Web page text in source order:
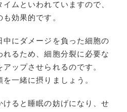
ムといわれていますので、
効果的です。
中にダメージを負った細胞の
るため、細胞分裂に必要な
ップさせられるのです。
一緒に摂りましょう。
けると睡眠の妨げになり、せ